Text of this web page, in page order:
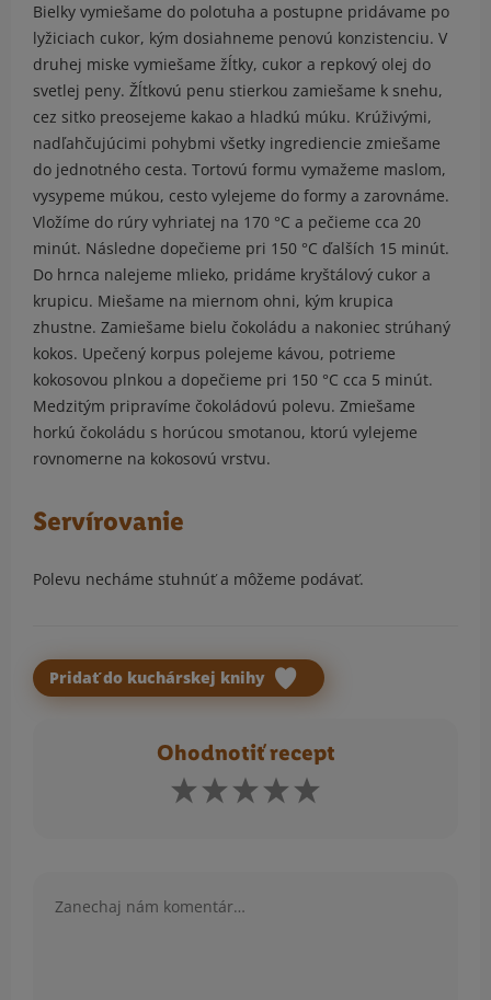
Bielky vymiešame do polotuha a postupne pridávame po
lyžiciach cukor, kým dosiahneme penovú konzistenciu. V
druhej miske vymiešame žĺtky, cukor a repkový olej do
svetlej peny. Žĺtkovú penu stierkou zamiešame k snehu,
cez sitko preosejeme kakao a hladkú múku. Krúživými,
nadľahčujúcimi pohybmi všetky ingrediencie zmiešame
do jednotného cesta. Tortovú formu vymažeme maslom,
vysypeme múkou, cesto vylejeme do formy a zarovnáme.
Vložíme do rúry vyhriatej na 170 °C a pečieme cca 20
minút. Následne dopečieme pri 150 °C ďalších 15 minút.
Do hrnca nalejeme mlieko, pridáme kryštálový cukor a
krupicu. Miešame na miernom ohni, kým krupica
zhustne. Zamiešame bielu čokoládu a nakoniec strúhaný
kokos. Upečený korpus polejeme kávou, potrieme
kokosovou plnkou a dopečieme pri 150 °C cca 5 minút.
Medzitým pripravíme čokoládovú polevu. Zmiešame
horkú čokoládu s horúcou smotanou, ktorú vylejeme
rovnomerne na kokosovú vrstvu.
Servírovanie
Polevu necháme stuhnúť a môžeme podávať.
Pridať do kuchárskej knihy
Ohodnotiť recept